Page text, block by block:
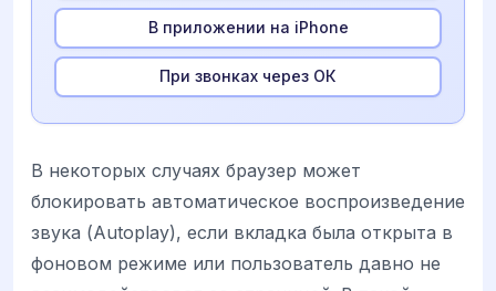
В приложении на iPhone
При звонках через ОК
В некоторых случаях браузер может
блокировать автоматическое воспроизведение
звука (Autoplay), если вкладка была открыта в
фоновом режиме или пользователь давно не